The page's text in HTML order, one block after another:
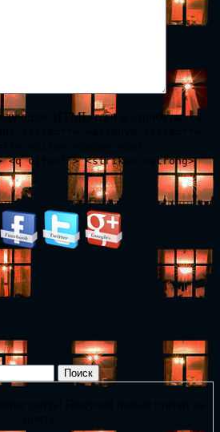
HTML-теги и атрибуты:<a
<q cite=""> <strike> <strong>